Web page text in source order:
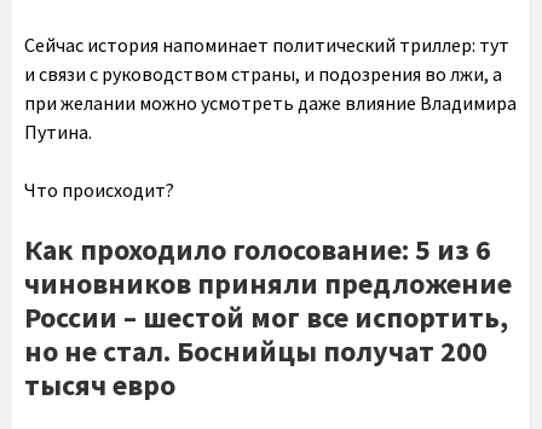
Сейчас история напоминает политический триллер: тут
и связи с руководством страны, и подозрения во лжи, а
при желании можно усмотреть даже влияние Владимира
Путина.
Что происходит?
Как проходило голосование: 5 из 6
чиновников приняли предложение
России – шестой мог все испортить,
но не стал. Боснийцы получат 200
тысяч евро